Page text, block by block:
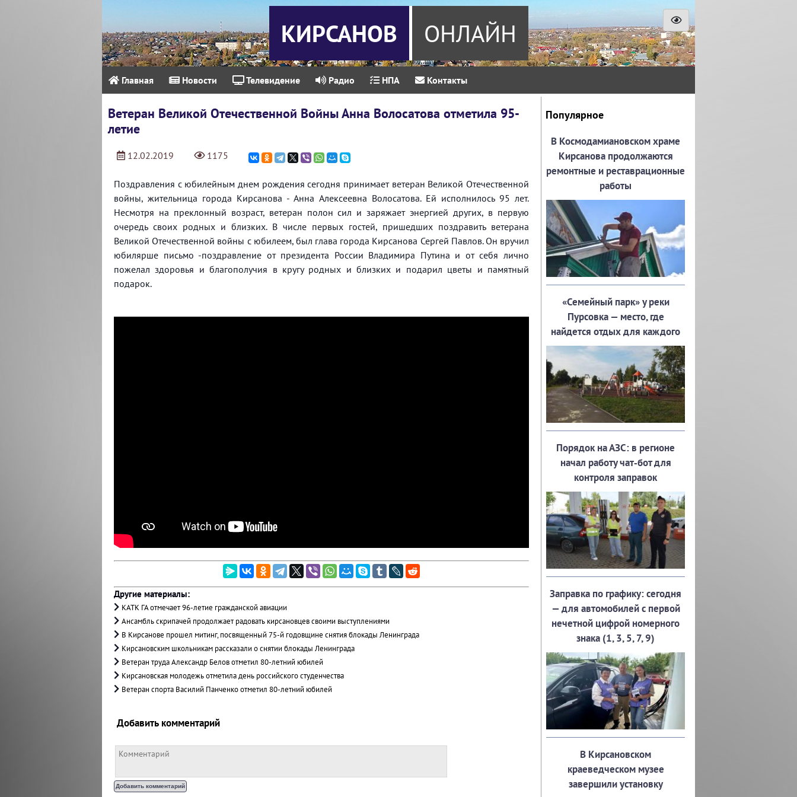
КИРСАНОВ ОНЛАЙН
Главная Новости Телевидение Радио НПА Контакты
Ветеран Великой Отечественной Войны Анна Волосатова отметила 95-
летие
12.02.2019 1175
Поздравления с юбилейным днем рождения сегодня принимает ветеран Великой Отечественной
войны, жительница города Кирсанова - Анна Алексеевна Волосатова. Ей исполнилось 95 лет.
Несмотря на преклонный возраст, ветеран полон сил и заряжает энергией других, в первую
очередь своих родных и близких. В числе первых гостей, пришедших поздравить ветерана
Великой Отечественной войны с юбилеем, был глава города Кирсанова Сергей Павлов. Он вручил
юбилярше письмо -поздравление от президента России Владимира Путина и от себя лично
пожелал здоровья и благополучия в кругу родных и близких и подарил цветы и памятный
подарок.
Другие материалы:
КАТК ГА отмечает 96-летие гражданской авиации
Ансамбль скрипачей продолжает радовать кирсановцев своими выступлениями
В Кирсанове прошел митинг, посвященный 75-й годовщине снятия блокады Ленинграда
Кирсановским школьникам рассказали о снятии блокады Ленинграда
Ветеран труда Александр Белов отметил 80-летний юбилей
Кирсановская молодежь отметила день российского студенчества
Ветеран спорта Василий Панченко отметил 80-летний юбилей
Добавить комментарий
Популярное
В Космодамиановском храме
Кирсанова продолжаются
ремонтные и реставрационные
работы
«Семейный парк» у реки
Пурсовка — место, где
найдется отдых для каждого
Порядок на АЗС: в регионе
начал работу чат‑бот для
контроля заправок
Заправка по графику: сегодня
— для автомобилей с первой
нечетной цифрой номерного
знака (1, 3, 5, 7, 9)
В Кирсановском
краеведческом музее
завершили установку